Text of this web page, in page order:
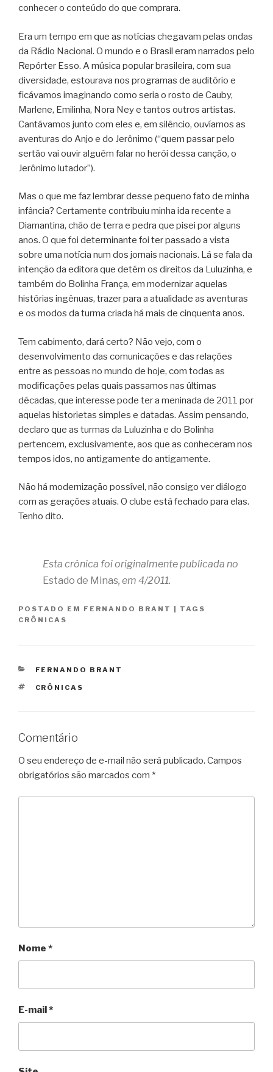
conhecer o conteúdo do que comprara.
Era um tempo em que as notícias chegavam pelas ondas
da Rádio Nacional. O mundo e o Brasil eram narrados pelo
Repórter Esso. A música popular brasileira, com sua
diversidade, estourava nos programas de auditório e
ficávamos imaginando como seria o rosto de Cauby,
Marlene, Emilinha, Nora Ney e tantos outros artistas.
Cantávamos junto com eles e, em silêncio, ouvíamos as
aventuras do Anjo e do Jerônimo (“quem passar pelo
sertão vai ouvir alguém falar no herói dessa canção, o
Jerônimo lutador”).
Mas o que me faz lembrar desse pequeno fato de minha
infância? Certamente contribuiu minha ida recente a
Diamantina, chão de terra e pedra que pisei por alguns
anos. O que foi determinante foi ter passado a vista
sobre uma notícia num dos jornais nacionais. Lá se fala da
intenção da editora que detém os direitos da Luluzinha, e
também do Bolinha França, em modernizar aquelas
histórias ingênuas, trazer para a atualidade as aventuras
e os modos da turma criada há mais de cinquenta anos.
Tem cabimento, dará certo? Não vejo, com o
desenvolvimento das comunicações e das relações
entre as pessoas no mundo de hoje, com todas as
modificações pelas quais passamos nas últimas
décadas, que interesse pode ter a meninada de 2011 por
aquelas historietas simples e datadas. Assim pensando,
declaro que as turmas da Luluzinha e do Bolinha
pertencem, exclusivamente, aos que as conheceram nos
tempos idos, no antigamente do antigamente.
Não há modernização possível, não consigo ver diálogo
com as gerações atuais. O clube está fechado para elas.
Tenho dito.
Esta crônica foi originalmente publicada no
Estado de Minas, em 4/2011.
POSTADO EM FERNANDO BRANT | TAGS
CRÔNICAS
CATEGORIAS
FERNANDO BRANT
TAGS
CRÔNICAS
Comentário
O seu endereço de e-mail não será publicado. Campos
obrigatórios são marcados com *
Nome *
E-mail*